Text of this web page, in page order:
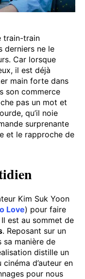
train-train
derniers ne le
Car lorsque
il est déjà
main forte dans
son commerce
pas un mot et
qu’il noie
surprenante
et le rapproche de
Kim Suk Yoon
Love) pour faire
est au sommet de
. Reposant sur un
sa manière de
distille un
d’auteur en
pour nous